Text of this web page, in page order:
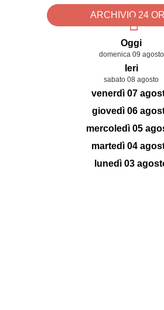
ARCHIVIO 24
Oggi
domenica 09 agosto
Ieri
sabato 08 agosto
venerdì 07
giovedì 06
mercoledì 05
martedì 04
lunedì 03